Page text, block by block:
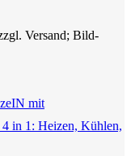
Versand; Bild-